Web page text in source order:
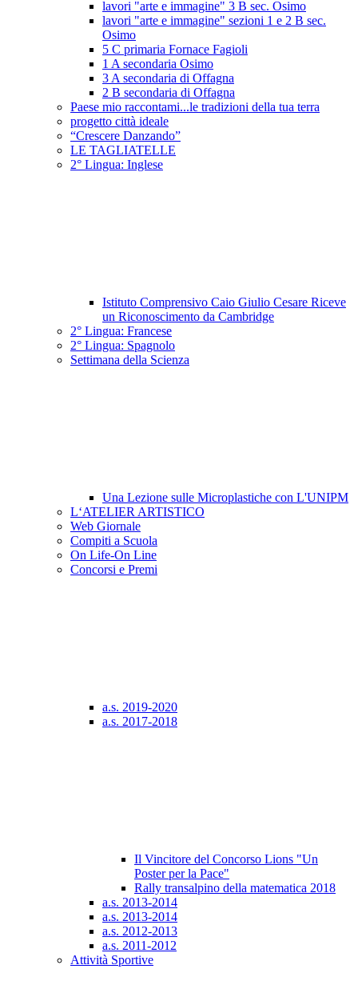
lavori "arte e immagine" 3 B sec. Osimo
lavori "arte e immagine" sezioni 1 e 2 B sec.
Osimo
5 C primaria Fornace Fagioli
1 A secondaria Osimo
3 A secondaria di Offagna
2 B secondaria di Offagna
Paese mio raccontami...le tradizioni della tua terra
progetto città ideale
“Crescere Danzando”
LE TAGLIATELLE
2° Lingua: Inglese
Istituto Comprensivo Caio Giulio Cesare Riceve
un Riconoscimento da Cambridge
2° Lingua: Francese
2° Lingua: Spagnolo
Settimana della Scienza
Una Lezione sulle Microplastiche con L'UNIPM
L‘ATELIER ARTISTICO
Web Giornale
Compiti a Scuola
On Life-On Line
Concorsi e Premi
a.s. 2019-2020
a.s. 2017-2018
Il Vincitore del Concorso Lions "Un
Poster per la Pace"
Rally transalpino della matematica 2018
a.s. 2013-2014
a.s. 2013-2014
a.s. 2012-2013
a.s. 2011-2012
Attività Sportive